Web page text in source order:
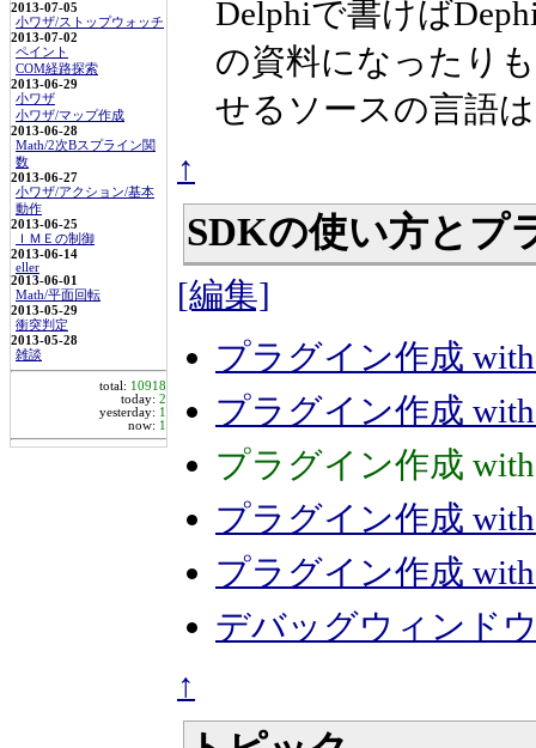
2013-07-05
小ワザ/ストップウォッチ
2013-07-02
ペイント
COM経路探索
2013-06-29
小ワザ
小ワザ/マップ作成
2013-06-28
Math/2次Bスプライン関
数
2013-06-27
小ワザ/アクション/基本
動作
2013-06-25
ＩＭＥの制御
2013-06-14
eller
2013-06-01
Math/平面回転
2013-05-29
衝突判定
2013-05-28
雑談
total: 10918
today: 2
yesterday: 1
now: 1
Delphiで書けば
の資料になったり
せるソースの言語
↑
SDKの使い方とプ
[編集]
プラグイン作成
プラグイン作成
プラグイン作成
プラグイン作成
プラグイン作成
デバッグウィンド
↑